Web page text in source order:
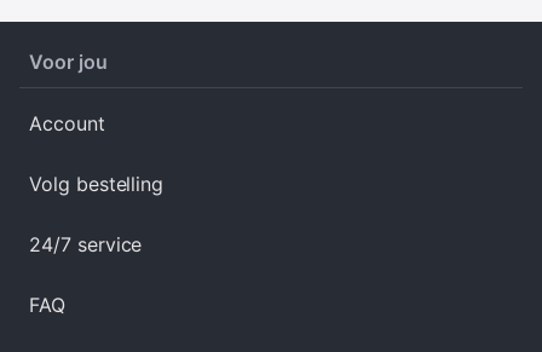
Voor jou
Account
Volg bestelling
24/7 service
FAQ